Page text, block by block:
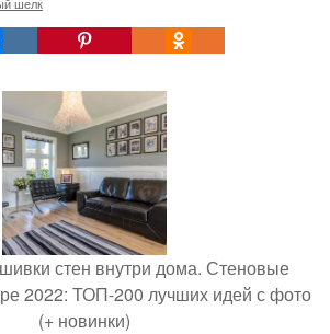
стен внутри дома. Стеновые
2022: ТОП-200 лучших идей с фото
(+ новинки)